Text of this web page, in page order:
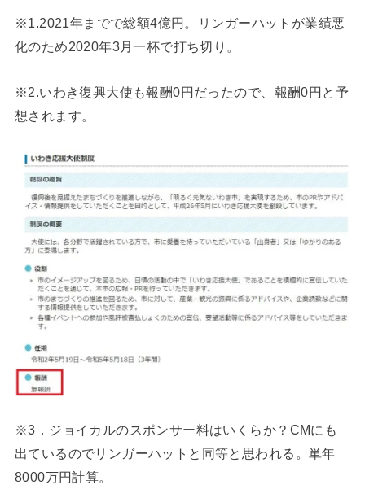
※1.2021年までで総額4億円。リンガーハットが業績悪
化のため2020年3月一杯で打ち切り。
※2.いわき復興大使も報酬0円だったので、報酬0円と予
想されます。
※3．ジョイカルのスポンサー料はいくらか？CMにも
出ているのでリンガーハットと同等と思われる。単年
8000万円計算。